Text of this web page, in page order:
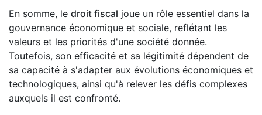
En somme, le droit fiscal joue un rôle essentiel dans la
gouvernance économique et sociale, reflétant les
valeurs et les priorités d'une société donnée.
Toutefois, son efficacité et sa légitimité dépendent de
sa capacité à s'adapter aux évolutions économiques et
technologiques, ainsi qu'à relever les défis complexes
auxquels il est confronté.